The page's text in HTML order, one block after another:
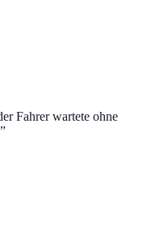
Fahrer wartete ohne
”